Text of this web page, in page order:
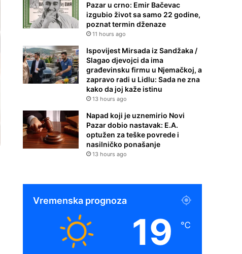
Pazar u crno: Emir Bačevac
izgubio život sa samo 22 godine,
poznat termin dženaze
11 hours ago
Ispovijest Mirsada iz Sandžaka /
Slagao djevojci da ima
građevinsku firmu u Njemačkoj, a
zapravo radi u Lidlu: Sada ne zna
kako da joj kaže istinu
13 hours ago
Napad koji je uznemirio Novi
Pazar dobio nastavak: E.A.
optužen za teške povrede i
nasilničko ponašanje
13 hours ago
Vremenska prognoza
19 ℃